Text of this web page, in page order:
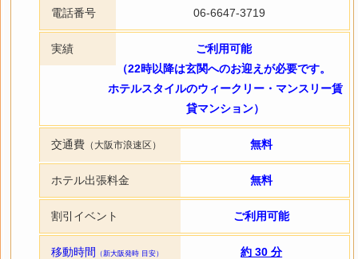
電話番号 06-6647-3719
実績
ご利用可能
（22時以降は玄関へのお迎えが必要です。
ホテルスタイルのウィークリー・マンスリー賃
貸マンション）
交通費（大阪市浪速区） 無料
ホテル出張料金 無料
割引イベント ご利用可能
移動時間 （新大阪発時 目安） 約 30 分